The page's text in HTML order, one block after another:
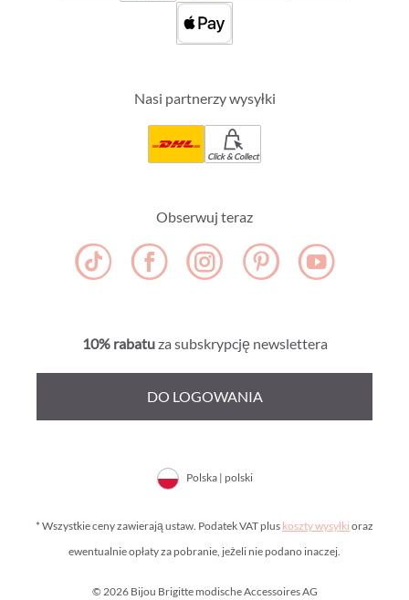
Nasi partnerzy wysyłki
Click & Collect
Obserwuj teraz
10% rabatuza subskrypcję newslettera
DO LOGOWANIA
Polska | polski
* Wszystkie ceny zawierają ustaw. Podatek VAT plus koszty wysyłki oraz
ewentualnie opłaty za pobranie, jeżeli nie podano inaczej.
© 2026 Bijou Brigitte modische Accessoires AG